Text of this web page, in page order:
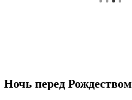
Ночь перед Рождеством